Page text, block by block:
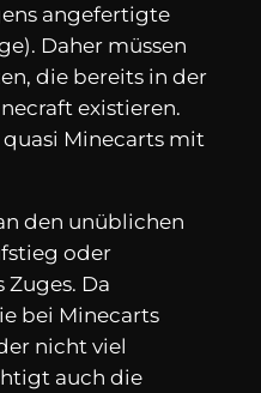
angefertigte
Daher müssen
die bereits in der
existieren.
quasi Minecarts mit
den unüblichen
oder
Zuges. Da
bei Minecarts
nicht viel
auch die